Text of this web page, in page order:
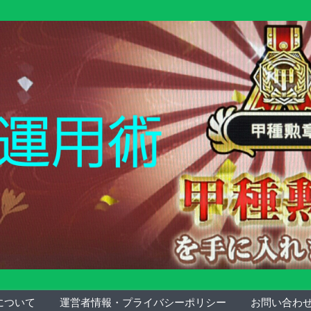
ついて 運営者情報・プライバシーポリシー お問い合わ